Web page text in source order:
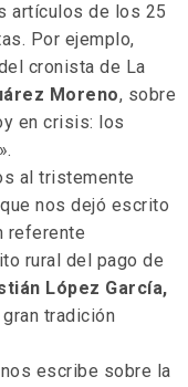
artículos de los 25
Por ejemplo,
cronista de La
Moreno, sobre
en crisis: los
al tristemente
nos dejó escrito
referente
rural del pago de
López García,
tradición
escribe sobre la